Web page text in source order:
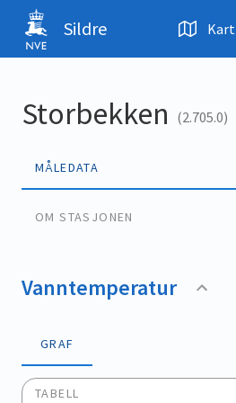
Hopp til hovedinnhold
Sildre Kart
Storbekken (2.705.0)
MÅLEDATA
OM STASJONEN
Vanntemperatur
GRAF
TABELL